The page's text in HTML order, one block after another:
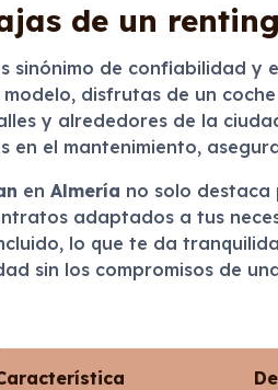
de un
sinónimo de confiabilidad y
disfrutas de un
y alrededores de la
en el mantenimiento,
en Almería no solo
adaptados a tus
lo que te da
sin los compromisos de